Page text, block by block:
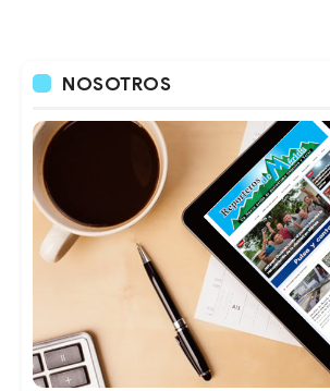
NOSOTROS